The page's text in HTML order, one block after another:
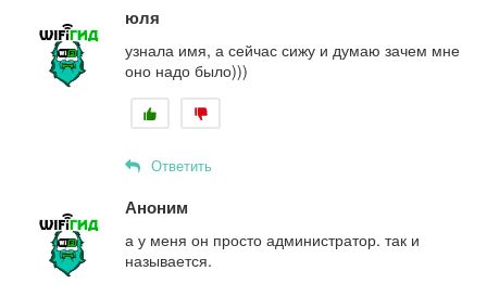
юля
узнала имя, а сейчас сижу и думаю зачем мне
оно надо было)))
Ответить
Аноним
а у меня он просто администратор. так и
называется.